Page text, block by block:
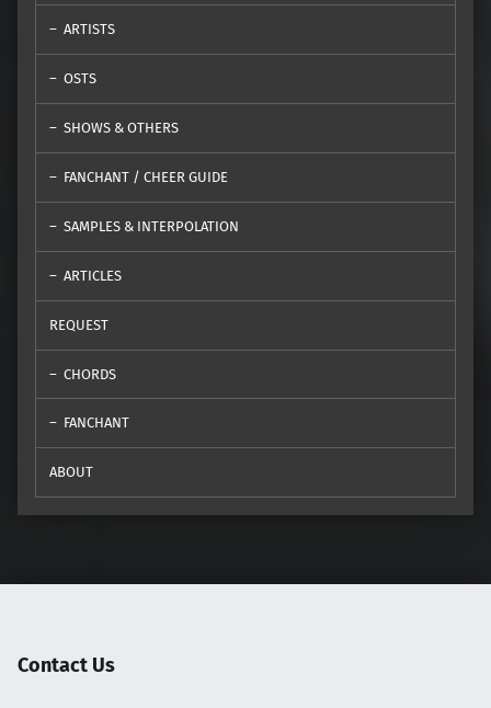
ARTISTS
OSTS
SHOWS & OTHERS
FANCHANT / CHEER GUIDE
SAMPLES & INTERPOLATION
ARTICLES
REQUEST
CHORDS
FANCHANT
ABOUT
Contact Us